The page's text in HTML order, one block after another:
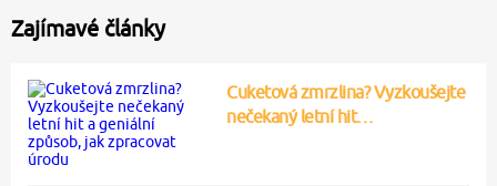
Zajímavé články
Cuketová zmrzlina? Vyzkoušejte
nečekaný letní hit…